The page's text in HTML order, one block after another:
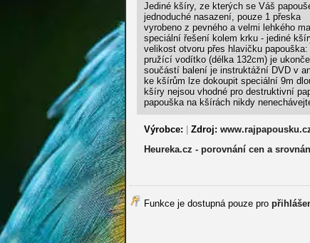
Jediné kšíry, ze kterých se Váš
jednoduché nasazení, pouze 1 přeska
vyrobeno z pevného a velmi lehkého
speciální řešení kolem krku - jediné
velikost otvoru přes hlavičku papouška:
pružící vodítko (délka 132cm) je
součástí balení je instruktážní DVD v
ke kšírům lze dokoupit speciální 9m
kšíry nejsou vhodné pro destruktivní
papouška na kšírách nikdy
Výrobce: Zdroj:
Heureka.cz - porovnání cen a
Funkce je dostupná pouze pro